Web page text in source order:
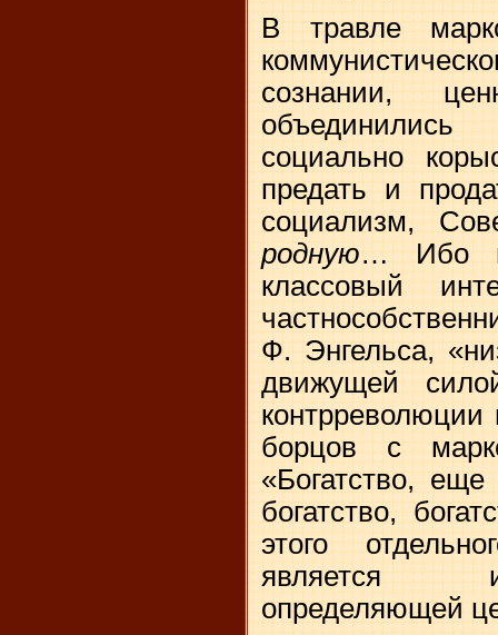
В травле
сознании,
социально
предать и
социализм,
родную… Ибо
классовый
Ф. Энгельса,
движущей
контрреволюции
борцов с
«Богатство,
богатство,
этого
является
определяющей